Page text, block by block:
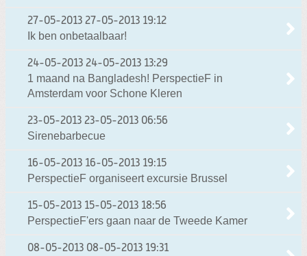
27-05-2013 27-05-2013 19:12
Ik ben onbetaalbaar!
24-05-2013 24-05-2013 13:29
1 maand na Bangladesh! PerspectieF in
Amsterdam voor Schone Kleren
23-05-2013 23-05-2013 06:56
Sirenebarbecue
16-05-2013 16-05-2013 19:15
PerspectieF organiseert excursie Brussel
15-05-2013 15-05-2013 18:56
PerspectieF'ers gaan naar de Tweede Kamer
08-05-2013 08-05-2013 19:31